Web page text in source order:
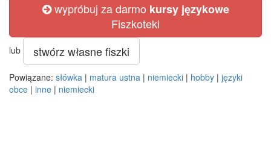
wypróbuj za darmo kursy językowe
Fiszkoteki
lub stwórz własne fiszki
Powiązane: słówka | matura ustna | niemiecki | hobby | języki
obce | inne | niemiecki